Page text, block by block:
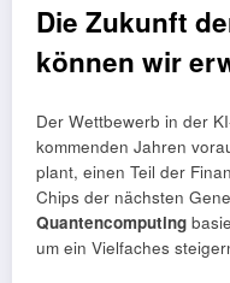
Die Zukunft
können wir
Der Wettbewerb in der
kommenden Jahren
plant, einen Teil der
Chips der nächsten
Quantencomputing
um ein Vielfaches